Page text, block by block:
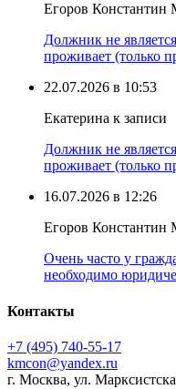
Егоров Константин
Должник не
проживает (только
22.07.2026 в 10:53
Екатерина к записи
Должник не
проживает (только
16.07.2026 в 12:26
Егоров Константин
Очень часто у
необходимо
Контакты
+7 (495) 740‑55‑17
kmcon@yandex.ru
г. Москва, ул.